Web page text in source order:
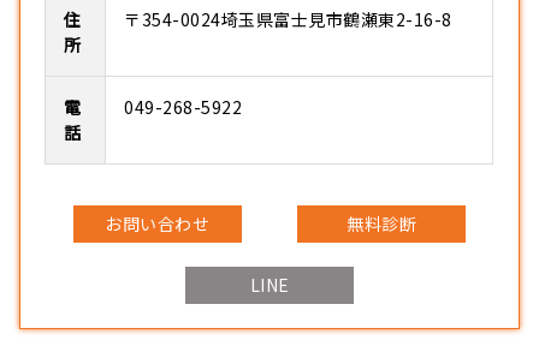
住
所
〒354-0024埼玉県富士見市鶴瀬東2-16-8
電
話
049-268-5922
お問い合わせ 無料診断
LINE